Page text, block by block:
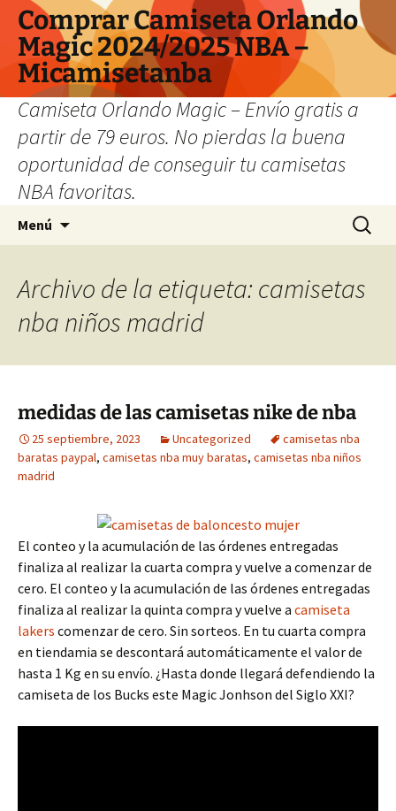
Comprar Camiseta Orlando
Magic 2024/2025 NBA –
Micamisetanba
Camiseta Orlando Magic – Envío gratis a
partir de 79 euros. No pierdas la buena
oportunidad de conseguir tu camisetas
NBA favoritas.
Menú Buscar:
Archivo de la etiqueta: camisetas
nba niños madrid
medidas de las camisetas nike de nba
25 septiembre, 2023 Uncategorized
camisetas nba
baratas paypal, camisetas nba muy baratas, camisetas nba niños
madrid
El conteo y la acumulación de las órdenes entregadas
finaliza al realizar la cuarta compra y vuelve a comenzar de
cero. El conteo y la acumulación de las órdenes entregadas
finaliza al realizar la quinta compra y vuelve a camiseta
lakers comenzar de cero. Sin sorteos. En tu cuarta compra
en tiendamia se descontará automáticamente el valor de
hasta 1 Kg en su envío. ¿Hasta donde llegará defendiendo la
camiseta de los Bucks este Magic Jonhson del Siglo XXI?